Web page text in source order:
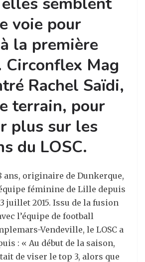
voie pour
la première
Circonflex Mag
Rachel Saïdi,
terrain, pour
plus sur les
du LOSC.
ans, originaire de Dunkerque,
féminine de Lille depuis
juillet 2015. Issu de la fusion
l’équipe de football
Vendeville, le LOSC a
: « Au début de la saison,
de viser le top 3, alors que